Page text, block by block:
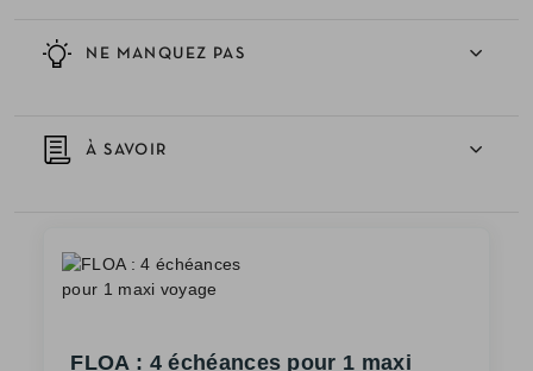
NE MANQUEZ PAS
À SAVOIR
FLOA : 4 échéances pour 1 maxi